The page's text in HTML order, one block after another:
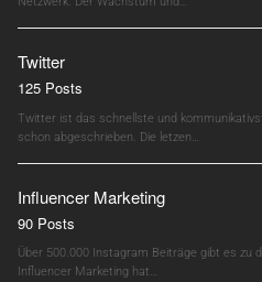
Twitter
125 Posts
Twitter ist das schnellste und
schon abgeschrieben. Die letzen…
Influencer Marketing
90 Posts
Über 500.000 Instagram Beiträge gibt es zu
Influencer Marketing hat…